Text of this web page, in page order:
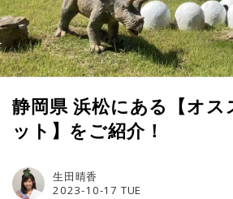
静岡県 浜松にある【オス
ット】をご紹介！
2023-10-17 TUE
生田晴香